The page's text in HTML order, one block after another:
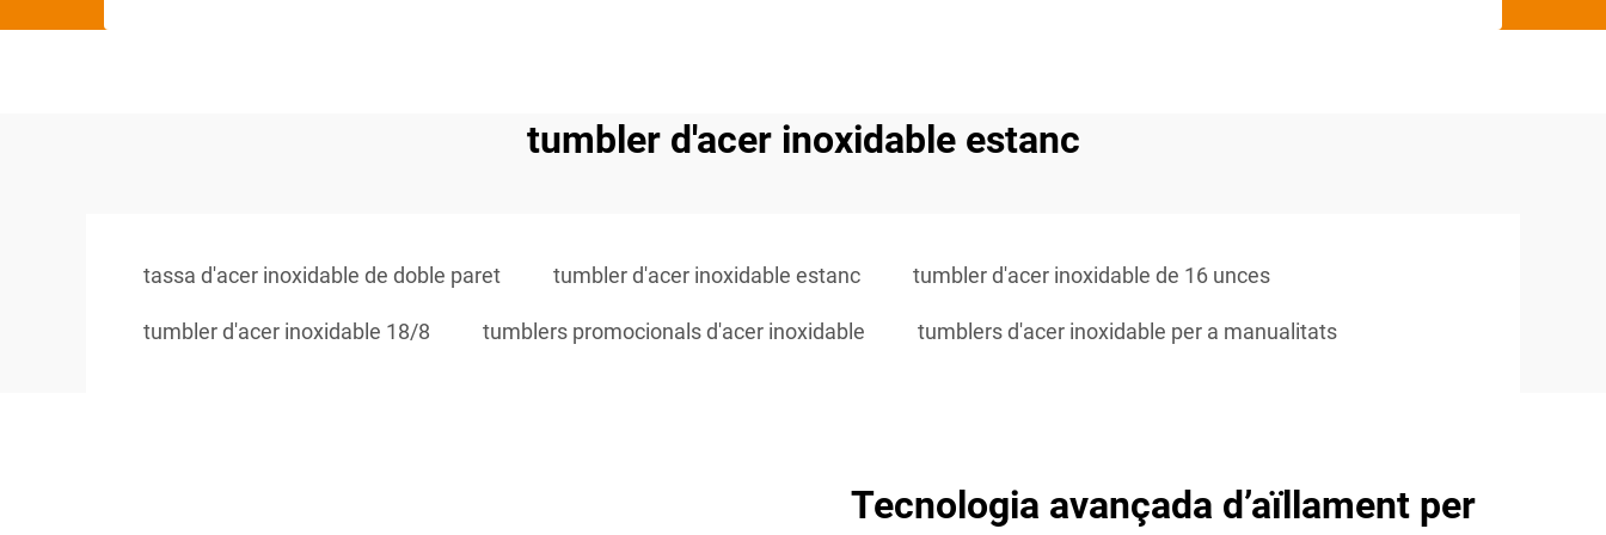
tumbler d'acer inoxidable estanc
tassa d'acer inoxidable de doble paret tumbler d'acer inoxidable estanc tumbler d'acer inoxidable de 16 unces
tumbler d'acer inoxidable 18/8 tumblers promocionals d'acer inoxidable tumblers d'acer inoxidable per a manualitats
Tecnologia avançada d’aïllament per